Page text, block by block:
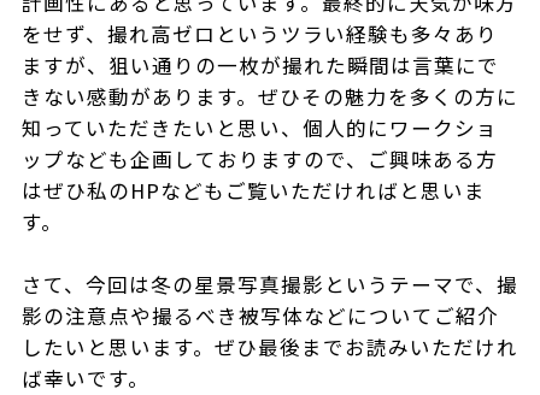
をせず、撮れ高ゼロというツラい経験も多々あり
ますが、狙い通りの一枚が撮れた瞬間は言葉にで
きない感動があります。ぜひその魅力を多くの方に
知っていただきたいと思い、個人的にワークショ
ップなども企画しておりますので、ご興味ある方
はぜひ私のHPなどもご覧いただければと思いま
す。
さて、今回は冬の星景写真撮影というテーマで、撮
影の注意点や撮るべき被写体などについてご紹介
したいと思います。ぜひ最後までお読みいただけれ
ば幸いです。